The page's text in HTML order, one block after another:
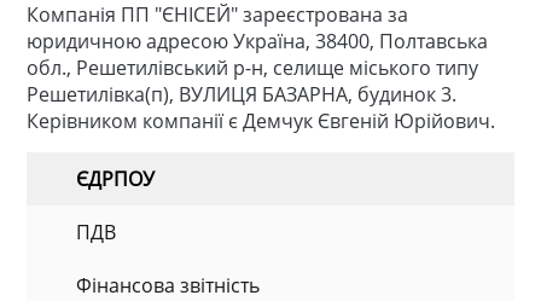
Компанія ПП "ЄНІСЕЙ" зареєстрована за
юридичною адресою Україна, 38400, Полтавська
обл., Решетилівський р-н, селище міського типу
Решетилівка(п), ВУЛИЦЯ БАЗАРНА, будинок 3.
Керівником компанії є Демчук Євгеній Юрійович.
ЄДРПОУ
ПДВ
Фінансова звітність